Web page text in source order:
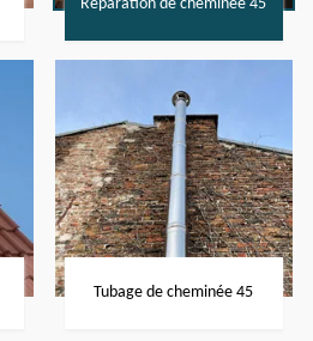
Réparation de cheminée 45
Tubage de cheminée 45